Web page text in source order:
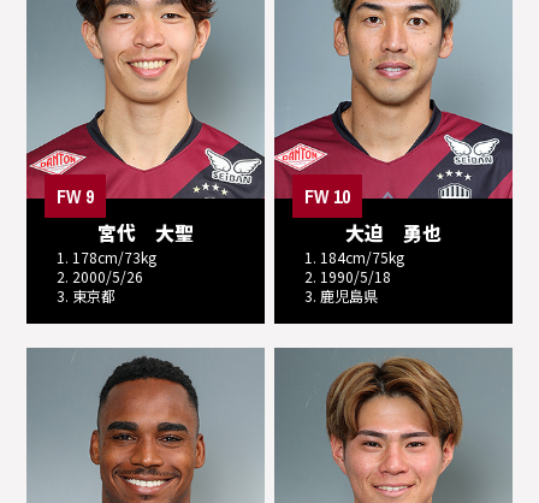
FW 9
宮代 大聖
1. 178cm/73kg
2. 2000/5/26
3. 東京都
FW 10
大迫 勇也
1. 184cm/75kg
2. 1990/5/18
3. 鹿児島県